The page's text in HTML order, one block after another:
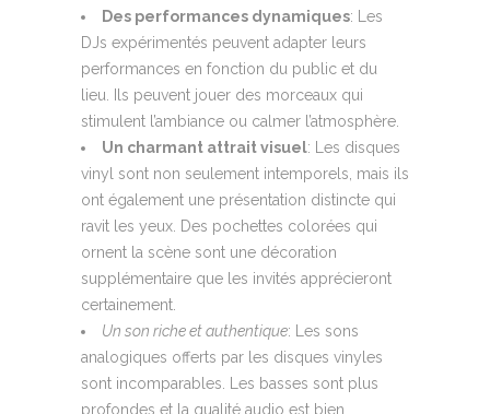
Des performances dynamiques: Les
DJs expérimentés peuvent adapter leurs
performances en fonction du public et du
lieu. Ils peuvent jouer des morceaux qui
stimulent l’ambiance ou calmer l’atmosphère.
Un charmant attrait visuel: Les disques
vinyl sont non seulement intemporels, mais ils
ont également une présentation distincte qui
ravit les yeux. Des pochettes colorées qui
ornent la scène sont une décoration
supplémentaire que les invités apprécieront
certainement.
Un son riche et authentique: Les sons
analogiques offerts par les disques vinyles
sont incomparables. Les basses sont plus
profondes et la qualité audio est bien